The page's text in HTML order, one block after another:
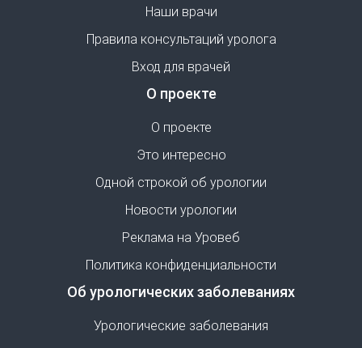
Наши врачи
Правила консультаций уролога
Вход для врачей
О проекте
О проекте
Это интересно
Одной строкой об урологии
Новости урологии
Реклама на Уровеб
Политика конфиденциальности
Об урологических заболеваниях
Урологические заболевания